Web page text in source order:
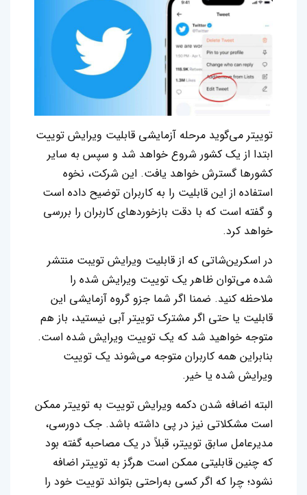
توییتر می‌گوید مرحله آزمایشی قابلیت ویرایش توییت
ابتدا از یک کشور شروع خواهد شد و سپس به سایر
کشورها گسترش خواهد یافت. این شرکت، نخوه
استفاده از این قابلیت را به کاربران توضیح داده است
و گفته است که با دقت بازخوردهای کاربران را بررسی
خواهد کرد.
در اسکرین‌شاتی که از قابلیت ویرایش تویبت منتشر
شده می‌توان ظاهر یک توییت ویرایش شده را
ملاحظه کنید. ضمنا اگر شما جزو گروه آزمایشی این
قابلیت یا حتی اگر مشترک توییتر آبی نیستید، باز هم
متوجه خواهید شد که یک توییت ویرایش شده است.
بنابراین همه کاربران متوجه می‌شوند یک توییت
ویرایش شده یا خیر.
البته اضافه شدن دکمه ویرایش توییت به توییتر ممکن
است مشکلاتی نیز در پی داشته باشد. جک دورسی،
مدیرعامل سابق توییتر، قبلاً در یک مصاحبه گفته بود
که چنین قابلیتی ممکن است هرگز به توییتر اضافه
نشود؛ چرا که اگر کسی به‌راحتی بتواند توییت خود را